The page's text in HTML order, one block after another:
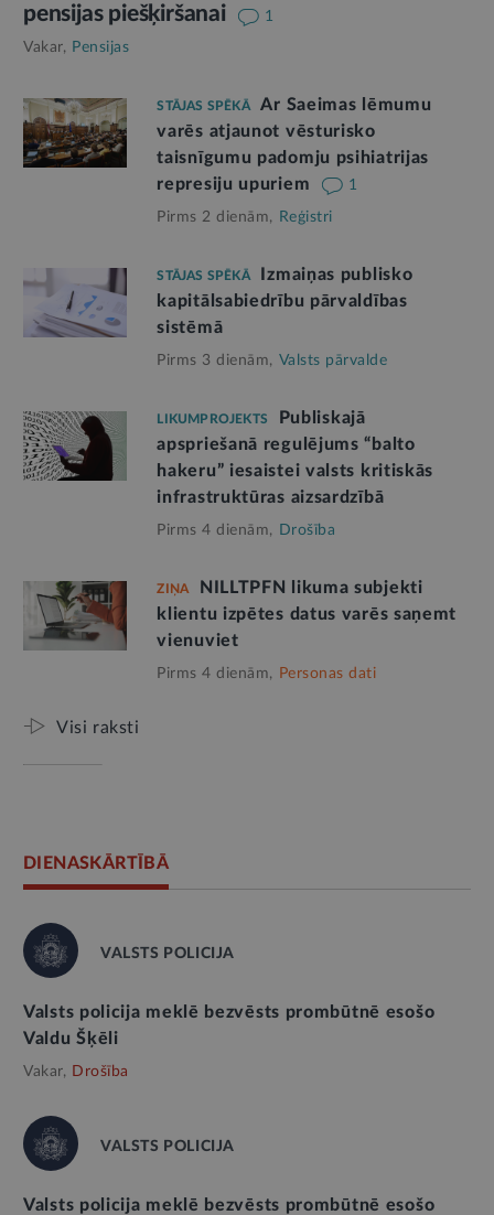
pensijas piešķiršanai
1
Vakar, Pensijas
STĀJAS SPĒKĀ
Ar Saeimas lēmumu
varēs atjaunot vēsturisko
taisnīgumu padomju psihiatrijas
represiju upuriem
1
Pirms 2 dienām, Reģistri
STĀJAS SPĒKĀ
Izmaiņas publisko
kapitālsabiedrību pārvaldības
sistēmā
Pirms 3 dienām, Valsts pārvalde
LIKUMPROJEKTS
Publiskajā
apspriešanā regulējums “balto
hakeru” iesaistei valsts kritiskās
infrastruktūras aizsardzībā
Pirms 4 dienām, Drošība
ZIŅA
NILLTPFN likuma subjekti
klientu izpētes datus varēs saņemt
vienuviet
Pirms 4 dienām, Personas dati
Visi raksti
DIENASKĀRTĪBĀ
VALSTS POLICIJA
Valsts policija meklē bezvēsts prombūtnē esošo
Valdu Šķēli
Vakar, Drošība
VALSTS POLICIJA
Valsts policija meklē bezvēsts prombūtnē esošo